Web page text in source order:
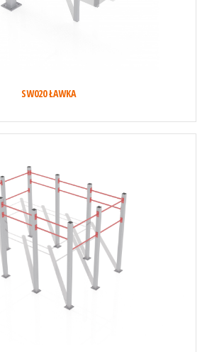
SW020 ŁAWKA